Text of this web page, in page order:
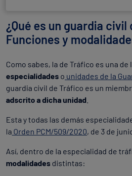
¿Qué es un guardia civil
Funciones y
Como sabes, la de Tráfico es una de
especialidades o unidades de la
guardia civil de Tráfico es un
adscrito a dicha unidad
Esta y todas las demás
la Orden PCM/509/2020, de 3 de
Así, dentro de la especialidad de
modalidades distintas: